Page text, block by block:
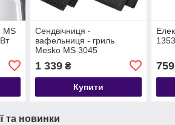
MS
Сендвічниця -
вафельниця - гриль
Mesko MS 3045
1 339₴
Купити
759
та новинки